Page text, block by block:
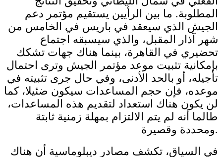
المطلوبة. ما بين الرأيين يستقيم مؤتمر دعم
الجيش الذي سيعقد في باريس في الخامس من
شهر آذار المقبل، والذي سيسبقه اجتماع
تحضيري في القاهرة، بينما هناك جهات تشكك
بإمكانية تثبيت موعد مؤتمر الجيش وترى احتمال
تأجيله، أو بالحد الأدنى، وفي حال جرى تثبيته في
موعده، فإن حجم المساعدات سيكون ضئيلا، كما
لن يكون هناك استعداد لتقديم هذه المساعدات،
طالما أنه لم يتم الالتزام بمهلة زمنية ثابتة
ومحددة وقصيرة.